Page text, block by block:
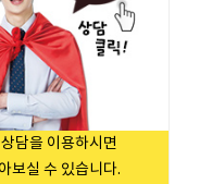
담을 이용하시면
보실 수 있습니다.